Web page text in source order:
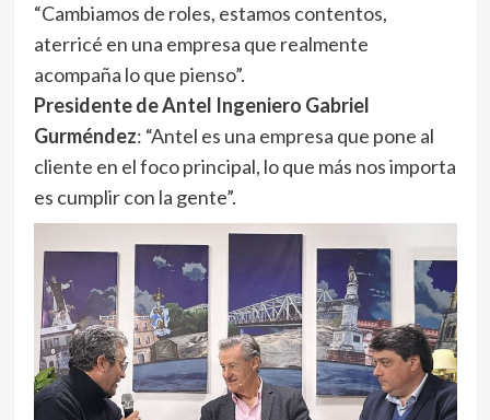
“Cambiamos de roles, estamos contentos,
aterricé en una empresa que realmente
acompaña lo que pienso”.
Presidente de Antel Ingeniero Gabriel
Gurméndez: “Antel es una empresa que pone al
cliente en el foco principal, lo que más nos importa
es cumplir con la gente”.